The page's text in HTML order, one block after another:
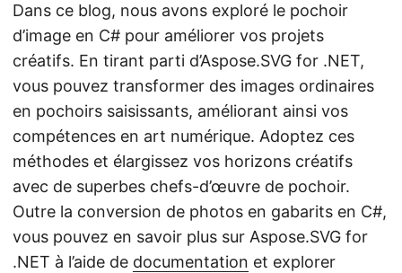
Dans ce blog, nous avons exploré le pochoir
d’image en C# pour améliorer vos projets
créatifs. En tirant parti d’Aspose.SVG for .NET,
vous pouvez transformer des images ordinaires
en pochoirs saisissants, améliorant ainsi vos
compétences en art numérique. Adoptez ces
méthodes et élargissez vos horizons créatifs
avec de superbes chefs-d’œuvre de pochoir.
Outre la conversion de photos en gabarits en C#,
vous pouvez en savoir plus sur Aspose.SVG for
.NET à l’aide de documentation et explorer